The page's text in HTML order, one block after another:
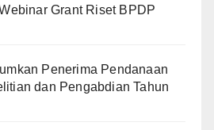
Grant Riset BPDP
Penerima Pendanaan
dan Pengabdian Tahun